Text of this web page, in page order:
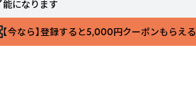
能になります
【今なら】登録すると5,000円クーポンもらえる